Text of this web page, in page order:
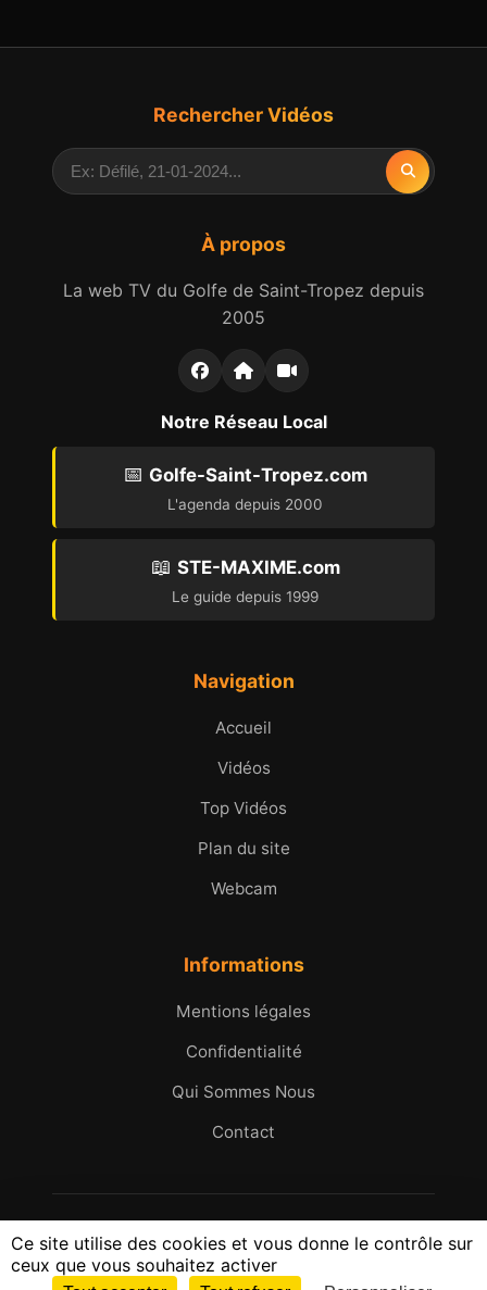
À propos
La web TV du Golfe de Saint-Tropez depuis
2005
Notre Réseau Local
📅 Golfe-Saint-Tropez.com
L'agenda depuis 2000
📖 STE-MAXIME.com
Le guide depuis 1999
Navigation
Accueil
Vidéos
Top Vidéos
Plan du site
Webcam
Informations
Mentions légales
Confidentialité
Qui Sommes Nous
Contact
Rechercher Vidéos
© 2005 - 2026 Micromax.tv. Tous droits réservés.
25 ans d'images et d'histoires du Golfe de Saint-
Tropez
Ce site utilise des cookies et vous donne le contrôle sur
ceux que vous souhaitez activer